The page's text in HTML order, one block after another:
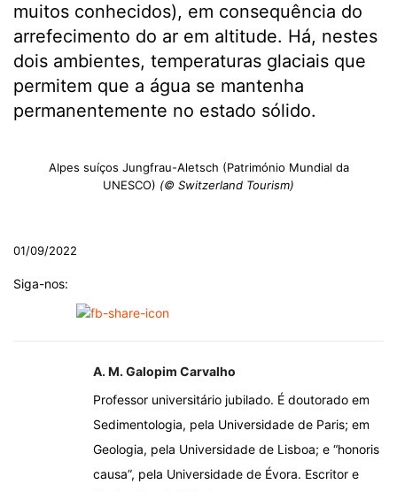
muitos conhecidos), em consequência do
arrefecimento do ar em altitude. Há, nestes
dois ambientes, temperaturas glaciais que
permitem que a água se mantenha
permanentemente no estado sólido.
Alpes suíços Jungfrau-Aletsch (Património Mundial da
UNESCO) (© Switzerland Tourism)
01/09/2022
Siga-nos:
A. M. Galopim Carvalho
Professor universitário jubilado. É doutorado em
Sedimentologia, pela Universidade de Paris; em
Geologia, pela Universidade de Lisboa; e “honoris
causa”, pela Universidade de Évora. Escritor e